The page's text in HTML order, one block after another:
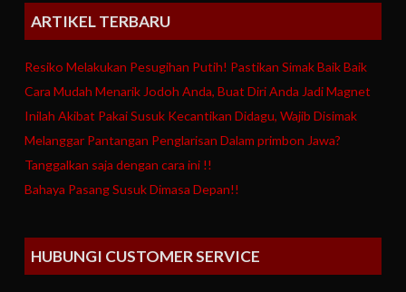
ARTIKEL TERBARU
Resiko Melakukan Pesugihan Putih! Pastikan Simak Baik Baik
Cara Mudah Menarik Jodoh Anda, Buat Diri Anda Jadi Magnet
Inilah Akibat Pakai Susuk Kecantikan Didagu, Wajib Disimak
Melanggar Pantangan Penglarisan Dalam primbon Jawa?
Tanggalkan saja dengan cara ini !!
Bahaya Pasang Susuk Dimasa Depan!!
HUBUNGI CUSTOMER SERVICE